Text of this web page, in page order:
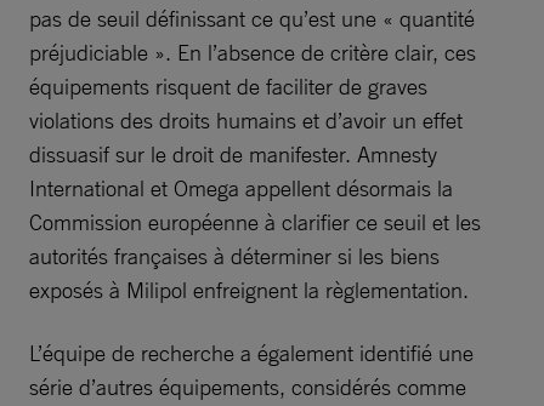
pas de seuil définissant ce qu’est une « quantité
préjudiciable ». En l’absence de critère clair, ces
équipements risquent de faciliter de graves
violations des droits humains et d’avoir un effet
dissuasif sur le droit de manifester. Amnesty
International et Omega appellent désormais la
Commission européenne à clarifier ce seuil et les
autorités françaises à déterminer si les biens
exposés à Milipol enfreignent la règlementation.
L’équipe de recherche a également identifié une
série d’autres équipements, considérés comme